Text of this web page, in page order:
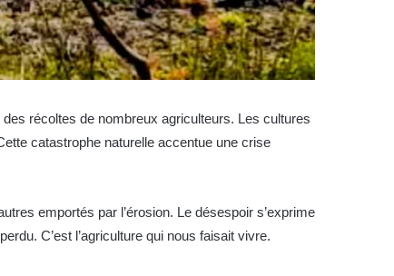
récoltes de nombreux agriculteurs. Les cultures
catastrophe naturelle accentue une crise
emportés par l’érosion. Le désespoir s’exprime
C’est l’agriculture qui nous faisait vivre.